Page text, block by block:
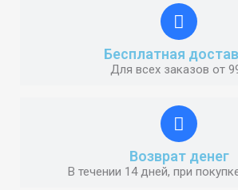
Бесплатная
Для всех заказов от
Возврат денег
В течении 14 дней, при